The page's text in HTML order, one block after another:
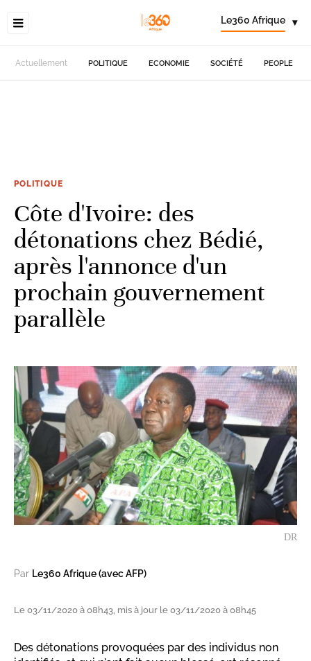
Le360 Afrique ▾
Actuellement POLITIQUE ECONOMIE SOCIÉTÉ PEOPLE
POLITIQUE
Côte d'Ivoire: des
détonations chez Bédié,
après l'annonce d'un
prochain gouvernement
parallèle
DR
Par Le360 Afrique (avec AFP)
Le 03/11/2020 à 08h43, mis à jour le 03/11/2020 à 08h45
Des détonations provoquées par des individus non